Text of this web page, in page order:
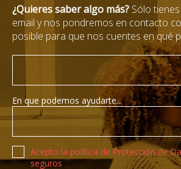
¿Quieres saber algo más? Sólo
email y nos pondremos en contacto
posible para que nos cuentes en qué
En que podemos ayudarte...
Política de privacidad
Acepto la política de Protección de
seguros